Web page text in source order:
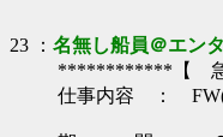
23 ： 名無し船員＠エン
************【
仕事内容 ： FW(